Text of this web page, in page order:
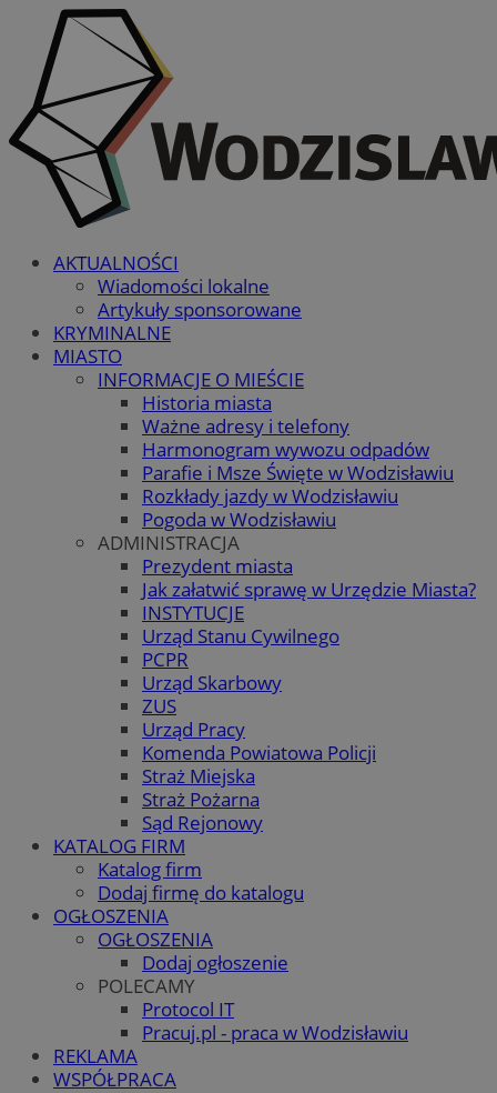
AKTUALNOŚCI
Wiadomości lokalne
Artykuły sponsorowane
KRYMINALNE
MIASTO
INFORMACJE O MIEŚCIE
Historia miasta
Ważne adresy i telefony
Harmonogram wywozu odpadów
Parafie i Msze Święte w Wodzisławiu
Rozkłady jazdy w Wodzisławiu
Pogoda w Wodzisławiu
ADMINISTRACJA
Prezydent miasta
Jak załatwić sprawę w Urzędzie Miasta?
INSTYTUCJE
Urząd Stanu Cywilnego
PCPR
Urząd Skarbowy
ZUS
Urząd Pracy
Komenda Powiatowa Policji
Straż Miejska
Straż Pożarna
Sąd Rejonowy
KATALOG FIRM
Katalog firm
Dodaj firmę do katalogu
OGŁOSZENIA
OGŁOSZENIA
Dodaj ogłoszenie
POLECAMY
Protocol IT
Pracuj.pl - praca w Wodzisławiu
REKLAMA
WSPÓŁPRACA